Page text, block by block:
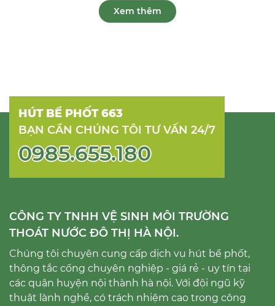
Xem thêm
HÚT BỂ PHỐT 663
BẠN CẦN CHÚNG TÔI TƯ VẤN 24/7
0985.655.180
CÔNG TY TNHH VỆ SINH MÔI TRƯỜNG
THOÁT NƯỚC ĐÔ THỊ HÀ NỘI.
Chúng tôi chuyên cung cấp dịch vụ hút bể phốt,
thông tắc cống chuyên nghiệp - giá rẻ - uy tín tại
các quận huyện nội thành hà nội. Với đội ngũ kỹ
thuật lành nghề, có trách nhiệm cao trong công